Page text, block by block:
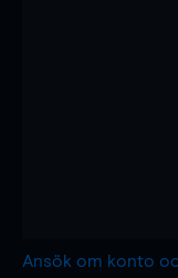
Ansök om konto